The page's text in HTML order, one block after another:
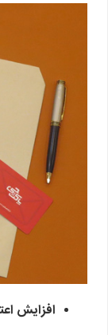
افزایش